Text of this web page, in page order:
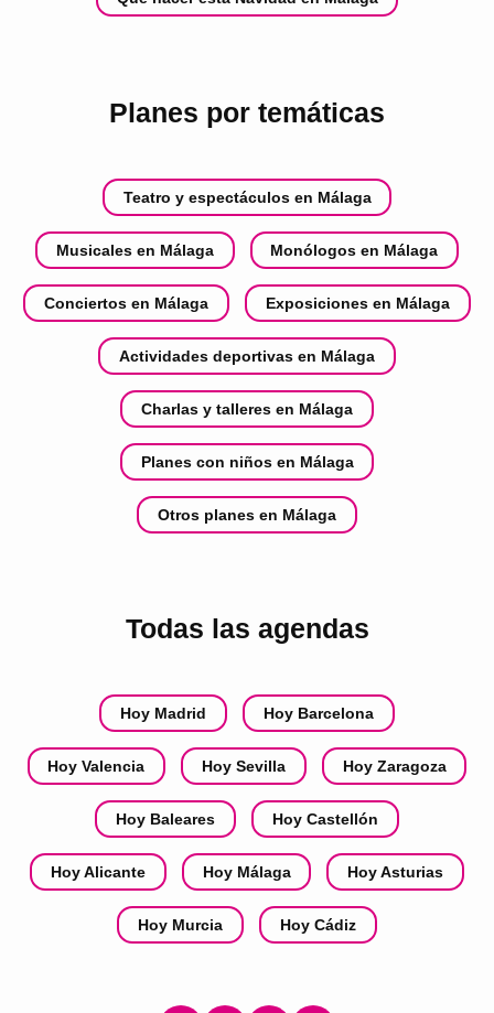
Planes por temáticas
Teatro y espectáculos en Málaga
Musicales en Málaga Monólogos en Málaga
Conciertos en Málaga Exposiciones en Málaga
Actividades deportivas en Málaga
Charlas y talleres en Málaga
Planes con niños en Málaga
Otros planes en Málaga
Todas las agendas
Hoy Madrid Hoy Barcelona
Hoy Valencia Hoy Sevilla Hoy Zaragoza
Hoy Baleares Hoy Castellón
Hoy Alicante Hoy Málaga Hoy Asturias
Hoy Murcia Hoy Cádiz